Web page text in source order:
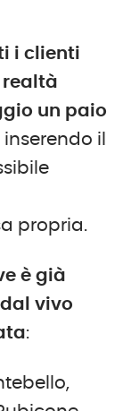
i clienti
realtà
un paio
il
propria.
è già
vivo
: